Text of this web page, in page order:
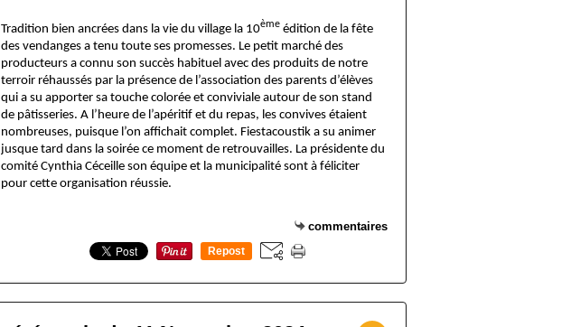
Tradition bien ancrées dans la vie du village la 10ème édition de la fête
des vendanges a tenu toute ses promesses. Le petit marché des
producteurs a connu son succès habituel avec des produits de notre
terroir réhaussés par la présence de l’association des parents d’élèves
qui a su apporter sa touche colorée et conviviale autour de son stand
de pâtisseries. A l’heure de l’apéritif et du repas, les convives étaient
nombreuses, puisque l’on affichait complet. Fiestacoustik a su animer
jusque tard dans la soirée ce moment de retrouvailles. La présidente du
comité Cynthia Céceille son équipe et la municipalité sont à féliciter
pour cette organisation réussie.
commentaires
Repost